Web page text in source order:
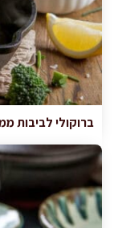
ברוקולי לביבות ממכרות ב-25